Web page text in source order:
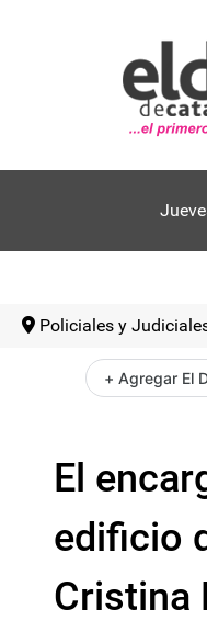
Policiales y
+ Agregar El
El
edificio
Cristina